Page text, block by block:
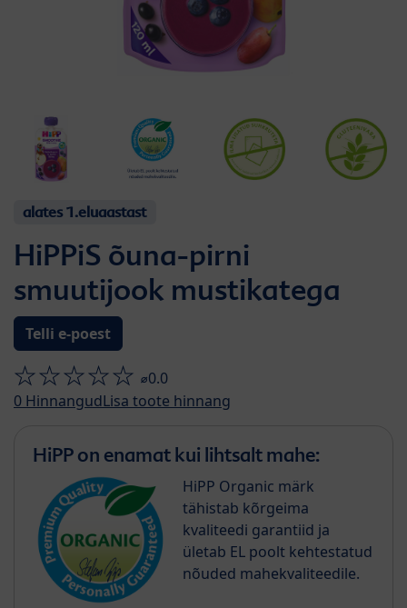
alates 1.eluaastast
HiPPiS õuna-pirni
smuutijook mustikatega
Telli e-poest
⌀0.0
0 HinnangudLisa toote hinnang
HiPP on enamat kui lihtsalt mahe:
HiPP Organic märk
tähistab kõrgeima
kvaliteedi garantiid ja
ületab EL poolt kehtestatud
nõuded mahekvaliteedile.